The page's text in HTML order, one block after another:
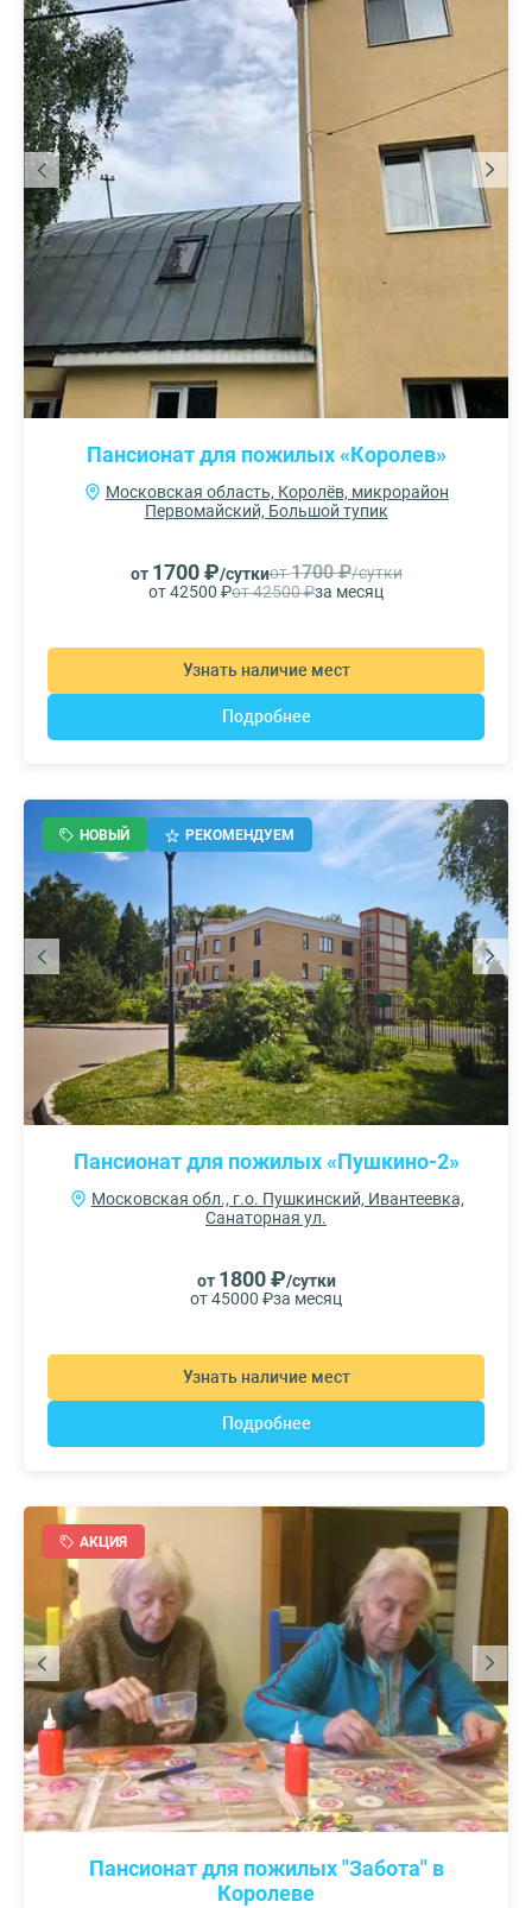
Пансионат для пожилых «Королев»
Московская область, Королёв, микрорайон
Первомайский, Большой тупик
от 1700 ₽/суткиот1700 ₽/сутки
от 42500 ₽от 42500 ₽за месяц
Узнать наличие мест
Подробнее
НОВЫЙ РЕКОМЕНДУЕМ
Пансионат для пожилых «Пушкино-2»
Московская обл., г.о. Пушкинский, Ивантеевка,
Санаторная ул.
от 1800 ₽/сутки
от 45000 ₽за месяц
Узнать наличие мест
Подробнее
АКЦИЯ
Пансионат для пожилых "Забота" в
Королеве